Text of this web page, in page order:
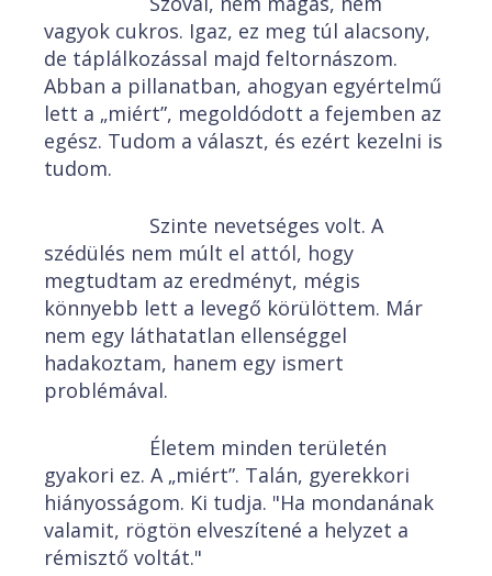
vagyok cukros. Igaz, ez meg túl alacsony,
de táplálkozással majd feltornászom.
Abban a pillanatban, ahogyan egyértelmű
lett a „miért”, megoldódott a fejemben az
egész. Tudom a választ, és ezért kezelni is
tudom.
Szinte nevetséges volt. A
szédülés nem múlt el attól, hogy
megtudtam az eredményt, mégis
könnyebb lett a levegő körülöttem. Már
nem egy láthatatlan ellenséggel
hadakoztam, hanem egy ismert
problémával.
Életem minden területén
gyakori ez. A „miért”. Talán, gyerekkori
hiányosságom. Ki tudja. "Ha mondanának
valamit, rögtön elveszítené a helyzet a
rémisztő voltát."